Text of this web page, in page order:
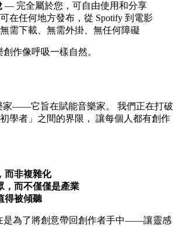
— 完全屬於您，可自由使用和分享
在任何地方發布，從 Spotify 到電影
需下載、無需外掛、無任何障礙
創作像呼吸一樣自然。
家——它旨在賦能音樂家。 我們正在打破
初學者」之間的界限， 讓每個人都有創作
而非複雜化
，而不僅僅是產業
得被傾聽
是為了將創意帶回創作者手中——讓靈感